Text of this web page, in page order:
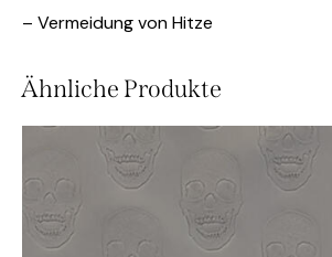
– Vermeidung von Hitze
Ähnliche Produkte